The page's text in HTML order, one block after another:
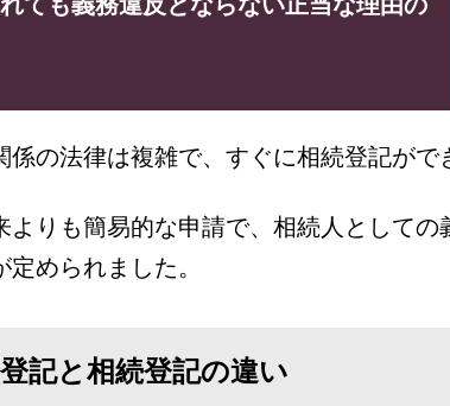
係の法律は複雑で、すぐに相続登記がで
よりも簡易的な申請で、相続人として
められました。
記と相続登記の違い